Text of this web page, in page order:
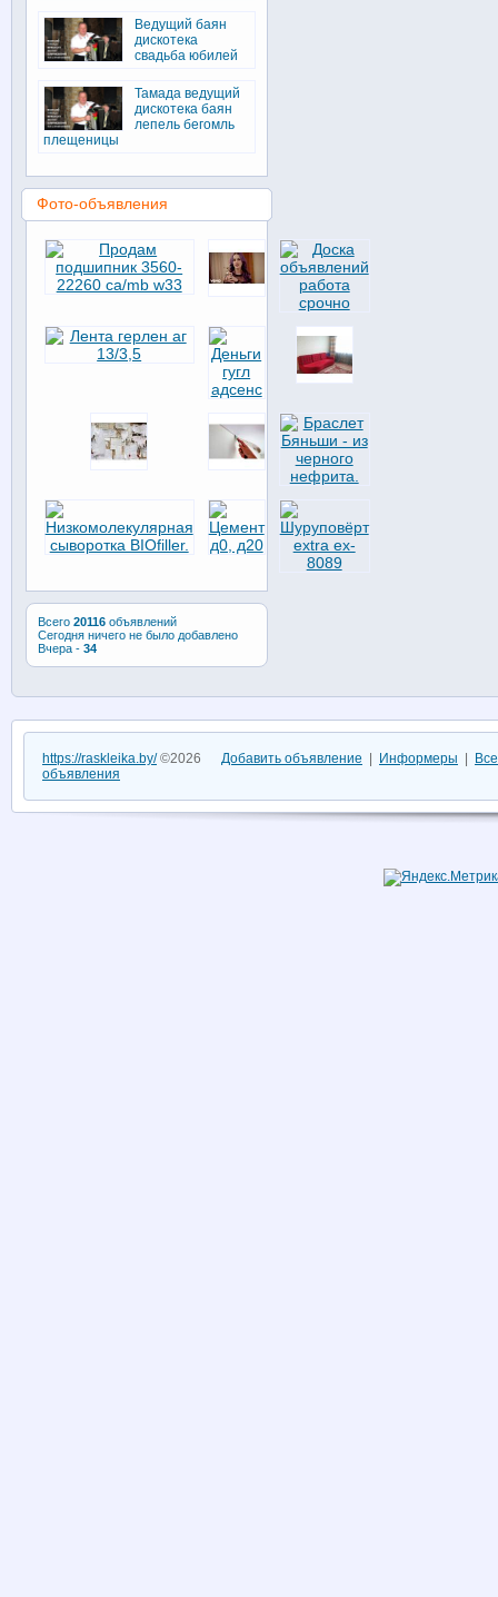
Ведущий баян
дискотека
свадьба юбилей
Тамада ведущий
дискотека баян
лепель бегомль
плещеницы
Фото-объявления
Всего 20116объявлений
Сегодня ничего не было добавлено
Вчера - 34
https://raskleika.by/©2026 Добавить объявление Информеры
объявления